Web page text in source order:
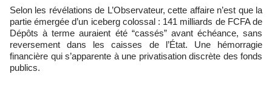
Selon les révélations de L’Observateur, cette affaire n’est que la
partie émergée d’un iceberg colossal : 141 milliards de FCFA de
Dépôts à terme auraient été “cassés” avant échéance, sans
reversement dans les caisses de l’État. Une hémorragie
financière qui s’apparente à une privatisation discrète des fonds
publics.